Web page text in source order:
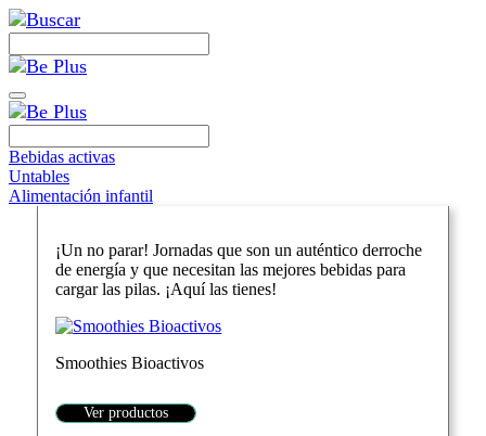
Bebidas activas
Untables
Alimentación infantil
¡Un no parar! Jornadas que son un auténtico derroche
de energía y que necesitan las mejores bebidas para
cargar las pilas. ¡Aquí las tienes!
Smoothies Bioactivos
Ver productos